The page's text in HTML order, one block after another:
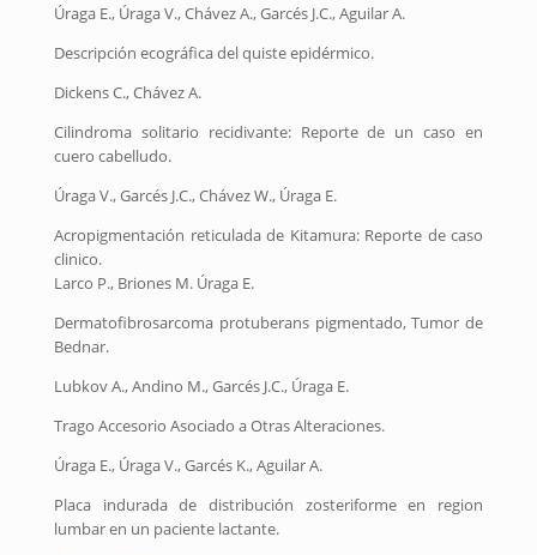
Úraga E., Úraga V., Chávez A., Garcés J.C., Aguilar A.
Descripción ecográfica del quiste epidérmico.
Dickens C., Chávez A.
Cilindroma solitario recidivante: Reporte de un caso en
cuero cabelludo.
Úraga V., Garcés J.C., Chávez W., Úraga E.
Acropigmentación reticulada de Kitamura: Reporte de caso
clinico.
Larco P., Briones M. Úraga E.
Dermatofibrosarcoma protuberans pigmentado, Tumor de
Bednar.
Lubkov A., Andino M., Garcés J.C., Úraga E.
Trago Accesorio Asociado a Otras Alteraciones.
Úraga E., Úraga V., Garcés K., Aguilar A.
Placa indurada de distribución zosteriforme en region
lumbar en un paciente lactante.